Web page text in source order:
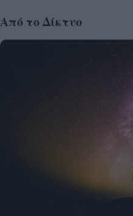
Από το Δίκτυο